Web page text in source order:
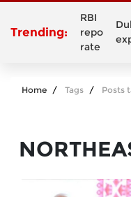
Trending:
RBI
repo
rate
Home Tags Posts